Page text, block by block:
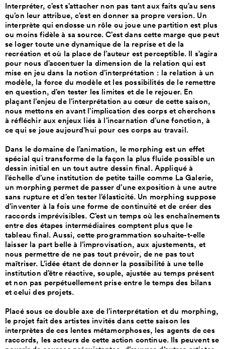
Interpréter, c’est s’attacher non pas tant aux faits qu’au sens
qu’on leur attribue, c’est en donner sa propre version. Un
interprète qui endosse un rôle ou joue une partition est plus
ou moins fidèle à sa source. C’est dans cette marge que peut
se loger toute une dynamique de la reprise et de la
recréation et où la place de l’auteur est perceptible. Il s’agira
pour nous d’accentuer la dimension de la relation qui est
mise en jeu dans la notion d’interprétation : la relation à un
modèle, la force du modèle et les possibilités de le remettre
en question, d’en tester les limites et de le rejouer. En
plaçant l’enjeu de l’interprétation au cœur de cette saison,
nous mettons en avant l’implication des corps et cherchons
à réfléchir aux enjeux liés à l’incarnation d’une fonction, à
ce qui se joue aujourd’hui pour ces corps au travail.
Dans le domaine de l’animation, le morphing est un effet
spécial qui transforme de la façon la plus fluide possible un
dessin initial en un tout autre dessin final. Appliqué à
l’échelle d’une institution de petite taille comme La Galerie,
un morphing permet de passer d’une exposition à une autre
sans rupture et d’en tester l’élasticité. Un morphing suppose
d’inventer à la fois une forme de continuité et de créer des
raccords imprévisibles. C’est un temps où les enchaînements
entre des étapes intermédiaires comptent plus que le
tableau final. Aussi, cette programmation souhaite-t-elle
laisser la part belle à l’improvisation, aux ajustements, et
nous permettre de ne pas tout prévoir, de ne pas tout
maîtriser. L’idée étant de donner la possibilité à une telle
institution d’être réactive, souple, ajustée au temps présent
et non pas perpétuellement prise entre le temps des bilans
et celui des projets.
Placé sous ce double axe de l’interprétation et du morphing,
le projet fait des artistes invités dans cette saison les
interprètes de ces lentes métamorphoses, les agents de ces
raccords, les acteurs de cette action continue. Ils peuvent se